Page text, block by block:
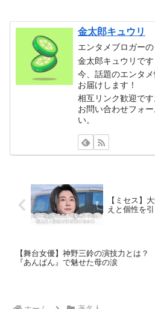
金太郎キュウリ
エンタメブロガーの
金太郎キュウリです
今、話題のエンタメ
お届けします！
相互リンク歓迎です
お問い合わせフォ
い。
【ミセス】
えと個性を
【舞台女優】神野三鈴の演技力とは？
『あんぱん』で魅せた母の涙